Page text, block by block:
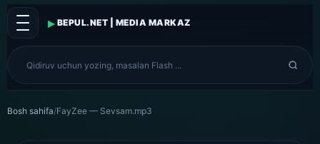
▸ BEPUL.NET | MEDIA MARKAZ
Bosh sahifa/FayZee — Sevsam.mp3